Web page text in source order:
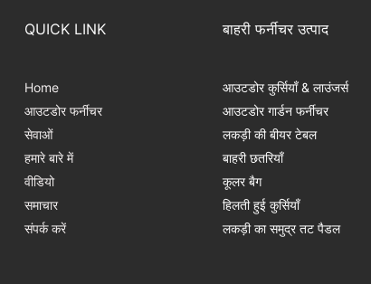
QUICK LINK
Home
आउटडोर फर्नीचर
सेवाओं
हमारे बारे में
वीडियो
समाचार
संपर्क करें
बाहरी फर्नीचर उत्पाद
आउटडोर कुर्सियाँ & लाउंजर्स
आउटडोर गार्डन फर्नीचर
लकड़ी की बीयर टेबल
बाहरी छतरियाँ
कूलर बैग
हिलती हुई कुर्सियाँ
लकड़ी का समुद्र तट पैडल